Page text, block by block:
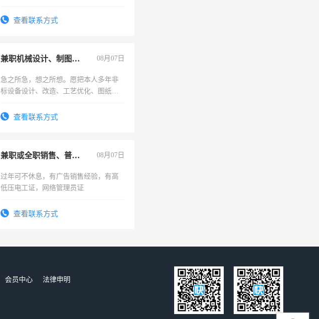
查看联系方式
兼职机械设计、制图、设备改造 08月07日
急之所急，想之所想。愿把本人多年非
标设备设计、改造、工艺优化、图纸制
结识有识之士，共享未来。
查看联系方式
兼职或全职销售、普工、维修 08月07日
过年可不休息，有广告销售经验，有高
低压电工证，网络管理员证
查看联系方式
会员中心
法律申明